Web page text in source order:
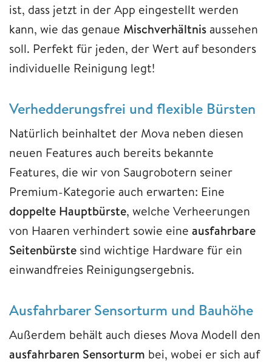
ist, dass jetzt in der App eingestellt werden
kann, wie das genaue Mischverhältnis aussehen
soll. Perfekt für jeden, der Wert auf besonders
individuelle Reinigung legt!
Verhedderungsfrei und flexible Bürsten
Natürlich beinhaltet der Mova neben diesen
neuen Features auch bereits bekannte
Features, die wir von Saugrobotern seiner
Premium-Kategorie auch erwarten: Eine
doppelte Hauptbürste, welche Verheerungen
von Haaren verhindert sowie eine ausfahrbare
Seitenbürste sind wichtige Hardware für ein
einwandfreies Reinigungsergebnis.
Ausfahrbarer Sensorturm und Bauhöhe
Außerdem behält auch dieses Mova Modell den
ausfahrbaren Sensorturm bei, wobei er sich auf